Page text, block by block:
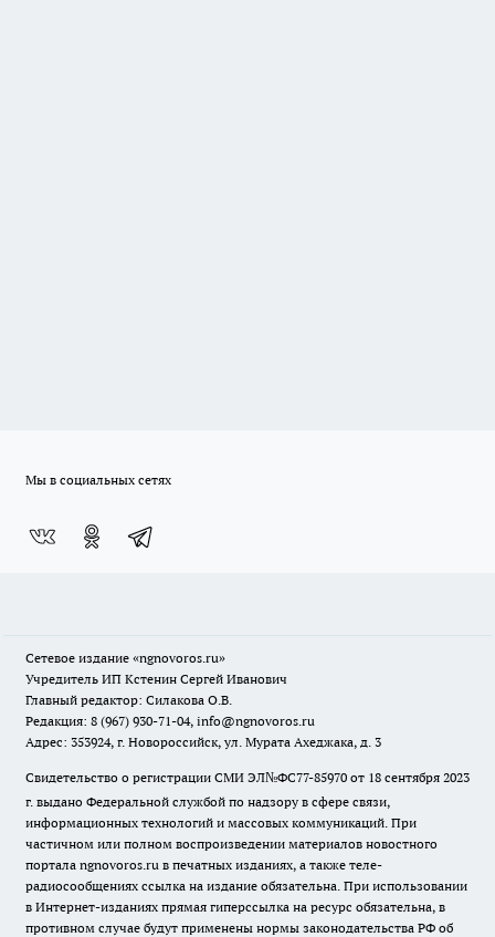
Мы в социальных сетях
Сетевое издание «ngnovoros.ru»
Учредитель ИП Кстенин Сергей Иванович
Главный редактор: Силакова О.В.
Редакция: 8 (967) 930-71-04, info@ngnovoros.ru
Адрес: 353924, г. Новороссийск, ул. Мурата Ахеджака, д. 3
Свидетельство о регистрации СМИ ЭЛ№ФС77-85970 от 18 сентября 2023
г. выдано Федеральной службой по надзору в сфере связи,
информационных технологий и массовых коммуникаций. При
частичном или полном воспроизведении материалов новостного
портала ngnovoros.ru в печатных изданиях, а также теле-
радиосообщениях ссылка на издание обязательна. При использовании
в Интернет-изданиях прямая гиперссылка на ресурс обязательна, в
противном случае будут применены нормы законодательства РФ об